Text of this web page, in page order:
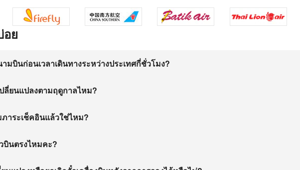
ย
มบินก่อนเวลาเดินทางระหว่างประเทศกี่ชั่วโมง?
ลี่ยนแปลงตามฤดูกาลไหม?
าระเช็คอินแล้วใช่ไหม?
บินตรงไหมคะ?